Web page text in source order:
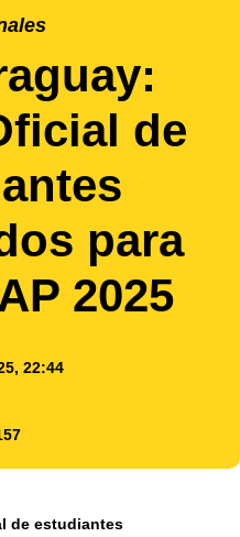
de
para
2025
22:44
de estudiantes